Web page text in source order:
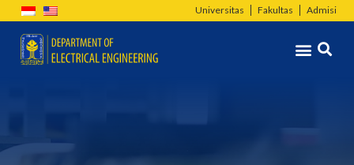
Lewati
ke
konten
Universitas Fakultas Admisi
Menu